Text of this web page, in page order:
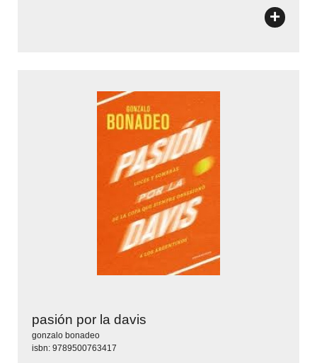
+
pasión por la davis
gonzalo bonadeo
isbn: 9789500763417